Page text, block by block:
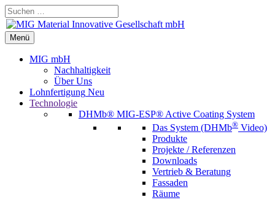
Zum
Inhalt
springen
Suchen …
Menü
Menü
MIG mbH
Nachhaltigkeit
Über Uns
Lohnfertigung Neu
Technologie
DHMb® MIG-ESP® Active Coating System
Das System (DHMb® Video)
Produkte
Projekte / Referenzen
Downloads
Vertrieb & Beratung
Fassaden
Räume